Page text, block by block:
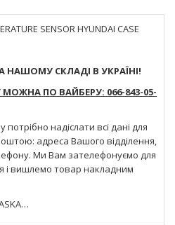
SENSOR HYUNDAI CASE
НАШОМУ СКЛАДІ В УКРАЇНІ!
ПО ВАЙБЕРУ: 066-843-05-
надіслати всі дані для
адреса Вашого відділення,
Ми Вам зателефонуємо для
і вишлемо товар накладним